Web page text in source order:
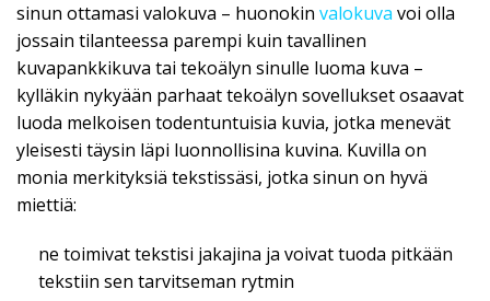
sinun ottamasi valokuva – huonokin valokuva voi olla
jossain tilanteessa parempi kuin tavallinen
kuvapankkikuva tai tekoälyn sinulle luoma kuva –
kylläkin nykyään parhaat tekoälyn sovellukset osaavat
luoda melkoisen todentuntuisia kuvia, jotka menevät
yleisesti täysin läpi luonnollisina kuvina. Kuvilla on
monia merkityksiä tekstissäsi, jotka sinun on hyvä
miettiä:
ne toimivat tekstisi jakajina ja voivat tuoda pitkään
tekstiin sen tarvitseman rytmin